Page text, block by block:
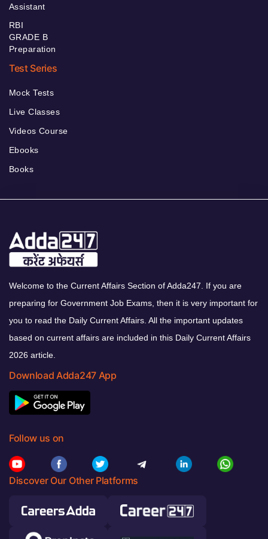
Assistant
RBI
GRADE B
Preparation
Test Series
Mock Tests
Live Classes
Videos Course
Ebooks
Books
Welcome to the Current Affairs Section of Adda247. If you are
preparing for Government Job Exams, then it is very important for
you to read the Daily Current Affairs. All the important updates
based on current affairs are included in this Daily Current Affairs
2026 article.
Download Adda247 App
Follow us on
Discover Our Other Platforms